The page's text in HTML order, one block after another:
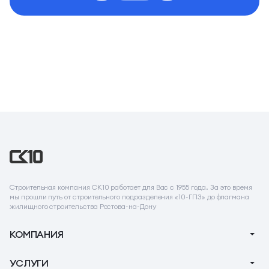
Строительная компания СК10 работает для Вас с 1955 года. За это время
мы прошли путь от строительного подразделения «10-ГПЗ» до флагмана
жилищного строительства Ростова-на-Дону
КОМПАНИЯ
О компании
УСЛУГИ